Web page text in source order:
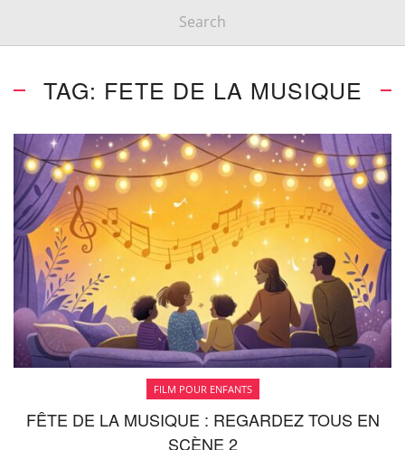
TAG: FETE DE LA MUSIQUE
FILM POUR ENFANTS
FÊTE DE LA MUSIQUE : REGARDEZ TOUS EN
SCÈNE 2